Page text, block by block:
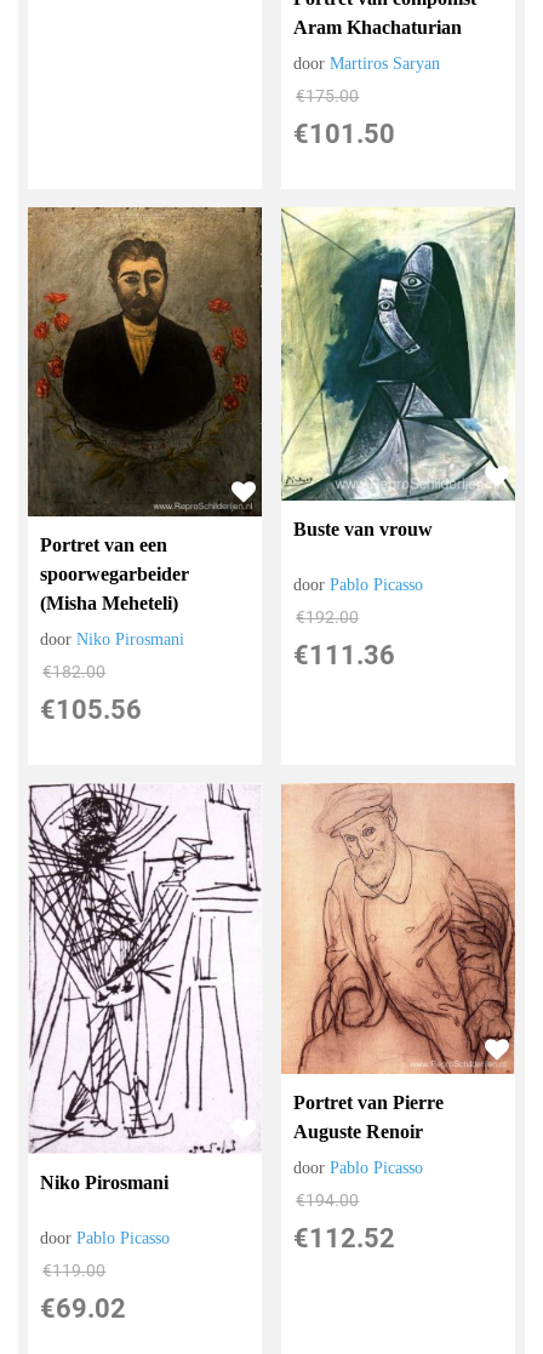
Aram Khachaturian
doorMartiros Saryan
€175.00
€101.50
Portret van een
spoorwegarbeider
(Misha Meheteli)
doorNiko Pirosmani
€182.00
€105.56
Buste van vrouw
doorPablo Picasso
€192.00
€111.36
Niko Pirosmani
doorPablo Picasso
€119.00
€69.02
Portret van Pierre
Auguste Renoir
doorPablo Picasso
€194.00
€112.52